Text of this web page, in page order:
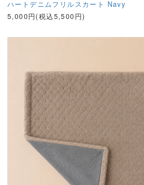
ハートデニムフリルスカート Navy
5,000円(税込5,500円)